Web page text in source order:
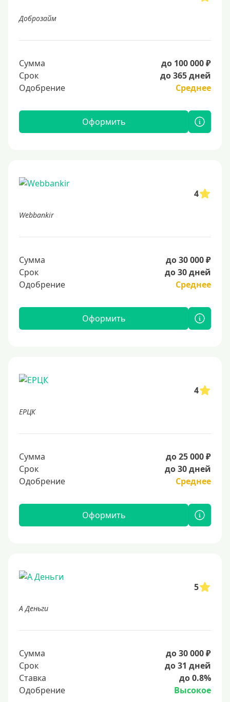
Доброзайм
Сумма
до 100 000 ₽
Срок
до 365 дней
Одобрение
Среднее
Оформить
4
Webbankir
Сумма
до 30 000 ₽
Срок
до 30 дней
Одобрение
Среднее
Оформить
4
ЕРЦК
Сумма
до 25 000 ₽
Срок
до 30 дней
Одобрение
Среднее
Оформить
5
А Деньги
Сумма
до 30 000 ₽
Срок
до 31 дней
Ставка
до 0.8%
Одобрение
Высокое